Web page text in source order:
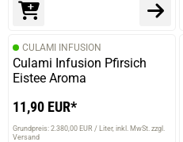
CULAMI INFUSION
Culami Infusion Pfirsich
Eistee Aroma
11,90 EUR*
Grundpreis: 2.380,00 EUR / Liter inkl. MwSt. zzgl.
Versand